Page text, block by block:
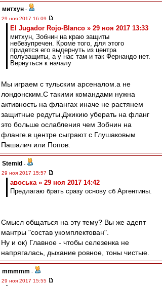
митхун -
29 ноя 2017 16:09
El Jugador Rojo-Blanco » 29 ноя 2017 13:33
митхун, Зобнин на краю защиты
небезупречен. Кроме того, для этого
придется его выдернуть из центра
полузащиты, а у нас там и так Фернандо нет.
Вернуться к началу
Мы играем с тульским арсеналом.а не
лондонским.С такими командами нужна
активность на флангах иначе не растянем
защитные редуты.Джикию уберать на фланг
это больше ослабления чем Зобнин на
фланге.в центре сыграют с Глушаковым
Пашалич или Попов.
Stemid -
29 ноя 2017 15:57
авоська » 29 ноя 2017 14:42
Предлагаю брать сразу основу сб Аргентины.
Смысл общаться на эту тему? Вы же адепт
мантры "состав укомплектован".
Ну и ок) Главное - чтобы селезенка не
напрягалась, дыхание ровное, тоны чистые.
mmmmm -
29 ноя 2017 15:55